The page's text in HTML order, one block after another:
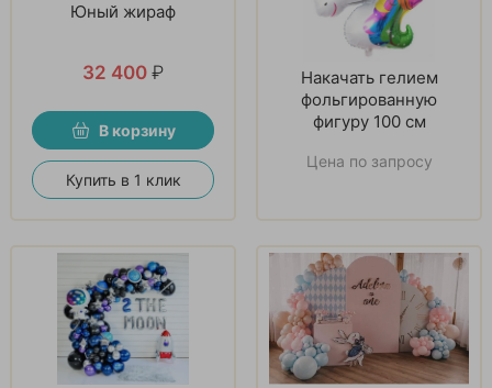
Юный жираф
32 400 ₽
В корзину
Купить в 1 клик
Накачать гелием
фольгированную
фигуру 100 см
Цена по запросу